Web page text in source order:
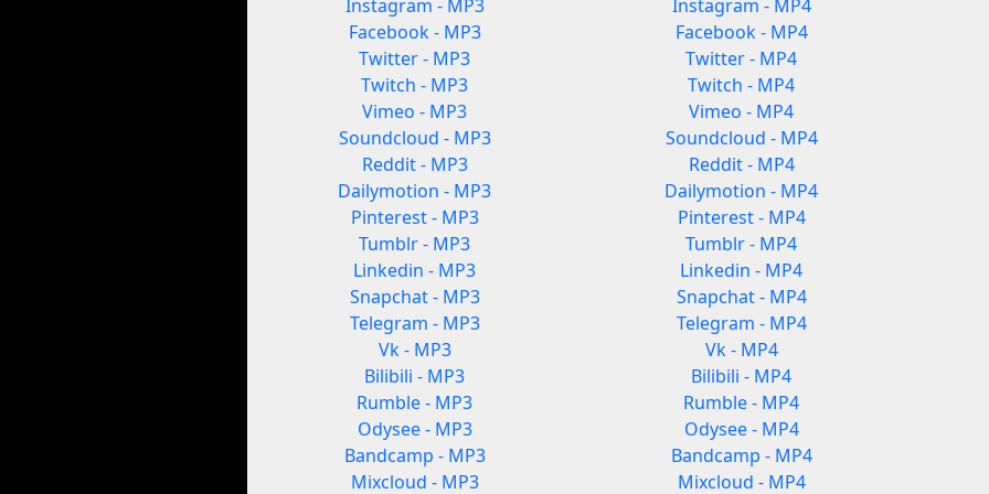
Instagram - MP3
Facebook - MP3
Twitter - MP3
Twitch - MP3
Vimeo - MP3
Soundcloud - MP3
Reddit - MP3
Dailymotion - MP3
Pinterest - MP3
Tumblr - MP3
Linkedin - MP3
Snapchat - MP3
Telegram - MP3
Vk - MP3
Bilibili - MP3
Rumble - MP3
Odysee - MP3
Bandcamp - MP3
Mixcloud - MP3
Instagram - MP4
Facebook - MP4
Twitter - MP4
Twitch - MP4
Vimeo - MP4
Soundcloud - MP4
Reddit - MP4
Dailymotion - MP4
Pinterest - MP4
Tumblr - MP4
Linkedin - MP4
Snapchat - MP4
Telegram - MP4
Vk - MP4
Bilibili - MP4
Rumble - MP4
Odysee - MP4
Bandcamp - MP4
Mixcloud - MP4